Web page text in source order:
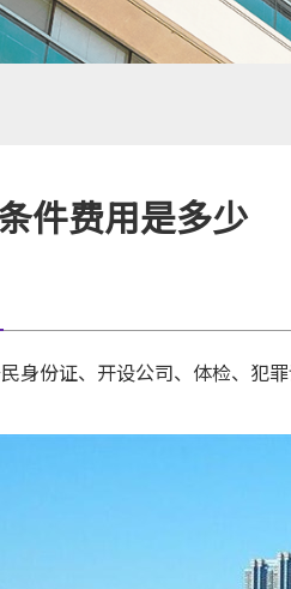
件费用是多少
份证、开设公司、体检、犯